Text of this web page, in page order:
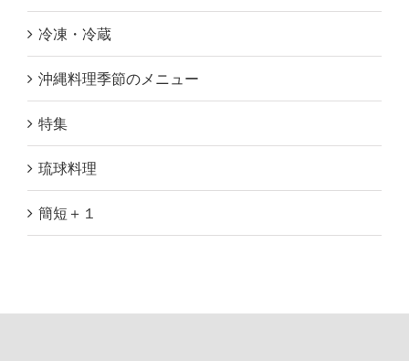
冷凍・冷蔵
沖縄料理季節のメニュー
特集
琉球料理
簡短＋１